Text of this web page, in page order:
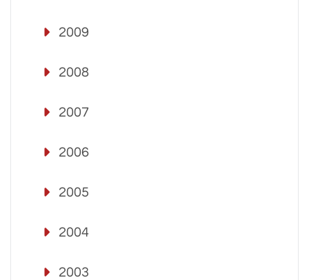
2009
2008
2007
2006
2005
2004
2003